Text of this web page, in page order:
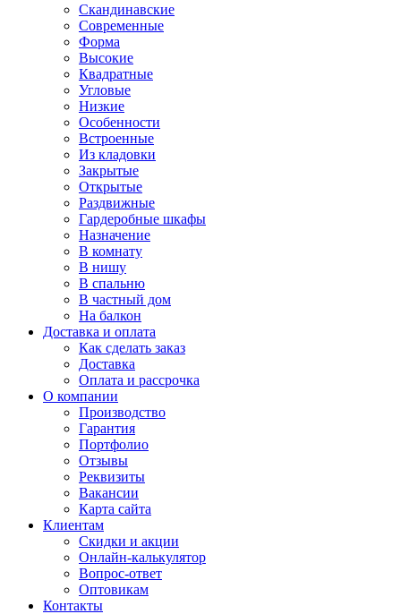
Скандинавские
Современные
Форма
Высокие
Квадратные
Угловые
Низкие
Особенности
Встроенные
Из кладовки
Закрытые
Открытые
Раздвижные
Гардеробные шкафы
Назначение
В комнату
В нишу
В спальню
В частный дом
На балкон
Доставка и оплата
Как сделать заказ
Доставка
Оплата и рассрочка
О компании
Производство
Гарантия
Портфолио
Отзывы
Реквизиты
Вакансии
Карта сайта
Клиентам
Скидки и акции
Онлайн-калькулятор
Вопрос-ответ
Оптовикам
Контакты